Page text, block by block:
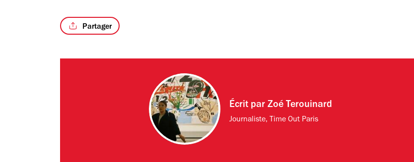
Partager
Écrit par Zoé Terouinard
Journaliste, Time Out Paris